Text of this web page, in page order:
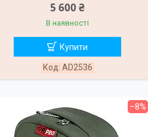
5 600 ₴
В наявності
Купити
AD2536
–8%